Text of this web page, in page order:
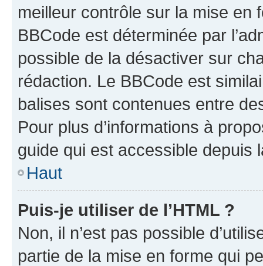
meilleur contrôle sur la mise en
BBCode est déterminée par
possible de la désactiver sur
rédaction. Le BBCode est
balises sont contenues entre
Pour plus d’informations à
guide qui est accessible depuis
Haut
Puis-je utiliser de l’HTML ?
Non, il n’est pas possible
partie de la mise en forme qui